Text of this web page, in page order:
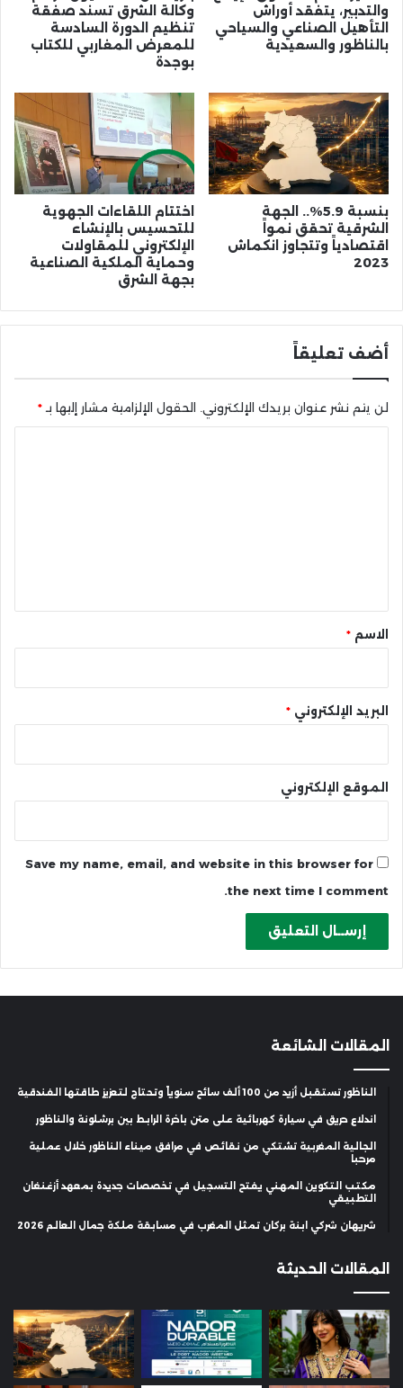
والتدبير، يتفقد أوراش
التأهيل الصناعي والسياحي
بالناظور والسعيدية
وكالة الشرق تسند صفقة
تنظيم الدورة السادسة
للمعرض المغاربي للكتاب
بوجدة
بنسبة 5.9%.. الجهة
الشرقية تحقق نمواً
اقتصادياً وتتجاوز انكماش
2023
اختتام اللقاءات الجهوية
للتحسيس بالإنشاء
الإلكتروني للمقاولات
وحماية الملكية الصناعية
بجهة الشرق
أضف تعليقاً
لن يتم نشر عنوان بريدك الإلكتروني. الحقول الإلزامية مشار إليها بـ *
* الاسم *
البريد الإلكتروني *
الموقع الإلكتروني
Save my name, email, and website in this browser for
the next time I comment.
المقالات الشائعة
الناظور تستقبل أزيد من 100 ألف سائح سنوياً وتحتاج لتعزيز طاقتها الفندقية
اندلاع حريق في سيارة كهربائية على متن باخرة الرابط بين برشلونة والناظور
الجالية المغربية تشتكي من نقائص في مرافق ميناء الناظور خلال عملية
مرحبا
مكتب التكوين المهني يفتح التسجيل في تخصصات جديدة بمعهد أزغنغان
التطبيقي
شريهان شركي ابنة بركان تمثل المغرب في مسابقة ملكة جمال العالم 2026
المقالات الحديثة